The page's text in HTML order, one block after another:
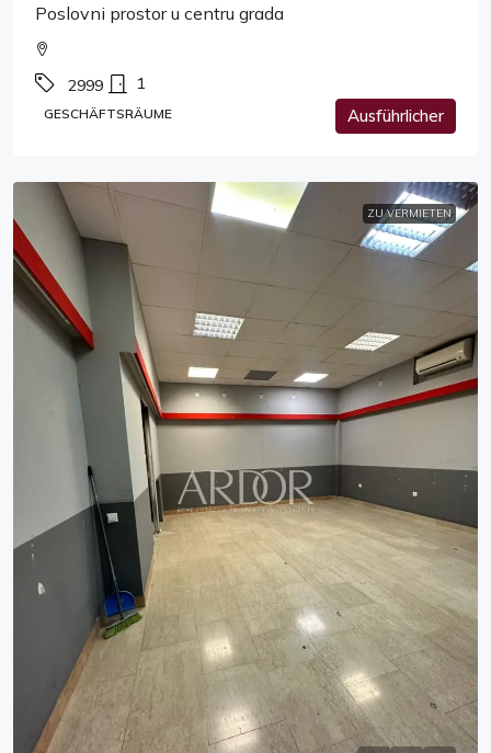
Poslovni prostor u centru grada
2999 1
GESCHÄFTSRÄUME Ausführlicher
ZU VERMIETEN